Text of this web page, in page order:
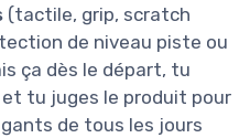
(tactile, grip, scratch
de niveau piste ou
ça dès le départ, tu
et tu juges le produit pour
de tous les jours